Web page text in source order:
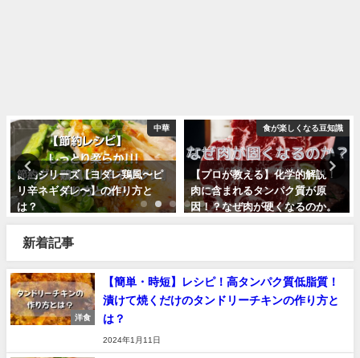
中華
節約シリーズ【ヨダレ鶏風〜ピ
リ辛ネギダレ〜】の作り方と
は？
食が楽しくなる豆知識
【プロが教える】化学的解説！
肉に含まれるタンパク質が原
因！？なぜ肉が硬くなるのか。
新着記事
洋食
【簡単・時短】レシピ！高タンパク質低脂質！
漬けて焼くだけのタンドリーチキンの作り方と
は？
2024年1月11日